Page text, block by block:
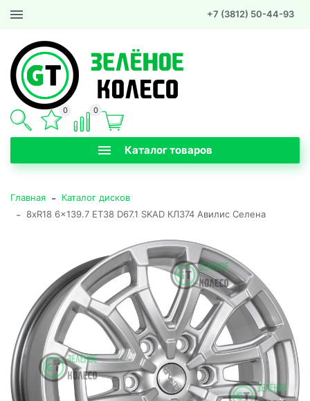
+7 (3812) 50-44-93
Каталог товаров
0 0
Главная - Каталог дисков
- 8xR18 6x139.7 ET38 D67.1 SKAD КЛ374 Авилис Селена